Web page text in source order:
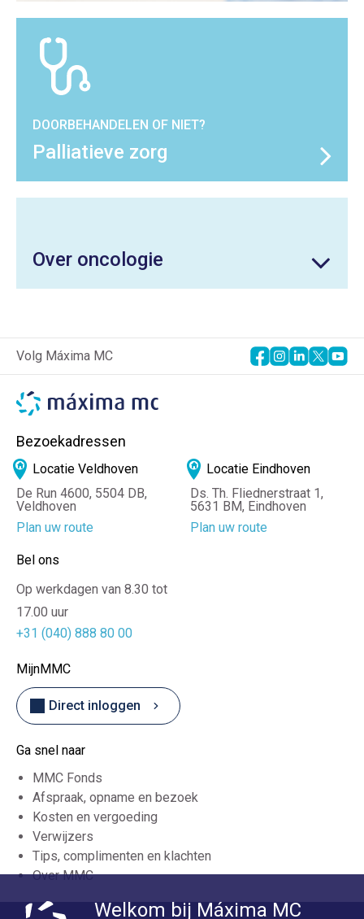
DOORBEHANDELEN OF NIET?
Palliatieve zorg
Over oncologie
Bel ons
Op werkdagen van 8.30 tot
17.00 uur
+31 (040) 888 80 00
Bezoekadressen
Locatie Veldhoven
De Run 4600, 5504 DB,
Veldhoven
Plan uw route
Locatie Eindhoven
Ds. Th. Fliednerstraat 1,
5631 BM, Eindhoven
Plan uw route
Volg Máxima MC
Ga snel naar
MMC Fonds
Afspraak, opname en bezoek
Kosten en vergoeding
Verwijzers
Tips, complimenten en klachten
Over MMC
MijnMMC
Direct inloggen
Welkom bij Máxima MC